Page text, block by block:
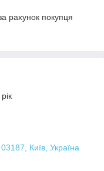
рахунок покупця
Київ, Україна